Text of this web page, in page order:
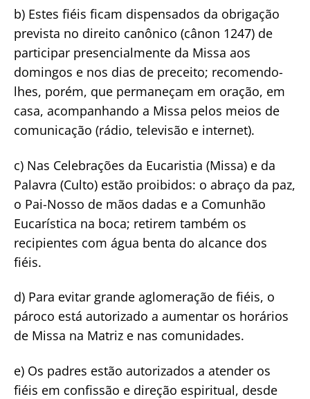
b) Estes fiéis ficam dispensados da obrigação
prevista no direito canônico (cânon 1247) de
participar presencialmente da Missa aos
domingos e nos dias de preceito; recomendo-
lhes, porém, que permaneçam em oração, em
casa, acompanhando a Missa pelos meios de
comunicação (rádio, televisão e internet).
c) Nas Celebrações da Eucaristia (Missa) e da
Palavra (Culto) estão proibidos: o abraço da paz,
o Pai-Nosso de mãos dadas e a Comunhão
Eucarística na boca; retirem também os
recipientes com água benta do alcance dos
fiéis.
d) Para evitar grande aglomeração de fiéis, o
pároco está autorizado a aumentar os horários
de Missa na Matriz e nas comunidades.
e) Os padres estão autorizados a atender os
fiéis em confissão e direção espiritual, desde